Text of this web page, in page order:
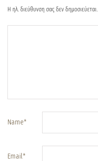
Η ηλ. διεύθυνση σας δεν δημοσιεύεται.
Name*
Email*